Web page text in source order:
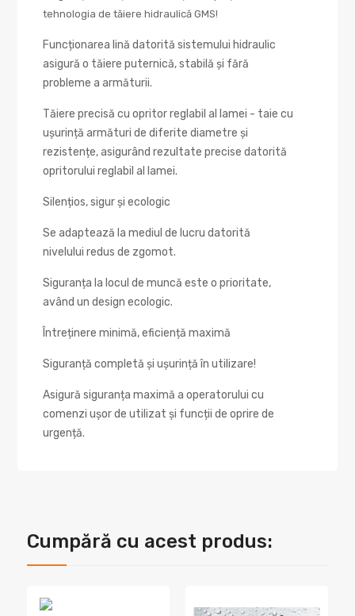
tehnologia de tăiere hidraulică GMS!
Funcționarea lină datorită sistemului hidraulic
asigură o tăiere puternică, stabilă și fără
probleme a armăturii.
Tăiere precisă cu opritor reglabil al lamei - taie cu
ușurință armături de diferite diametre și
rezistențe, asigurând rezultate precise datorită
opritorului reglabil al lamei.
Silențios, sigur și ecologic
Se adaptează la mediul de lucru datorită
nivelului redus de zgomot.
Siguranța la locul de muncă este o prioritate,
având un design ecologic.
Întreținere minimă, eficiență maximă
Siguranță completă și ușurință în utilizare!
Asigură siguranța maximă a operatorului cu
comenzi ușor de utilizat și funcții de oprire de
urgență.
Cumpără cu acest produs: